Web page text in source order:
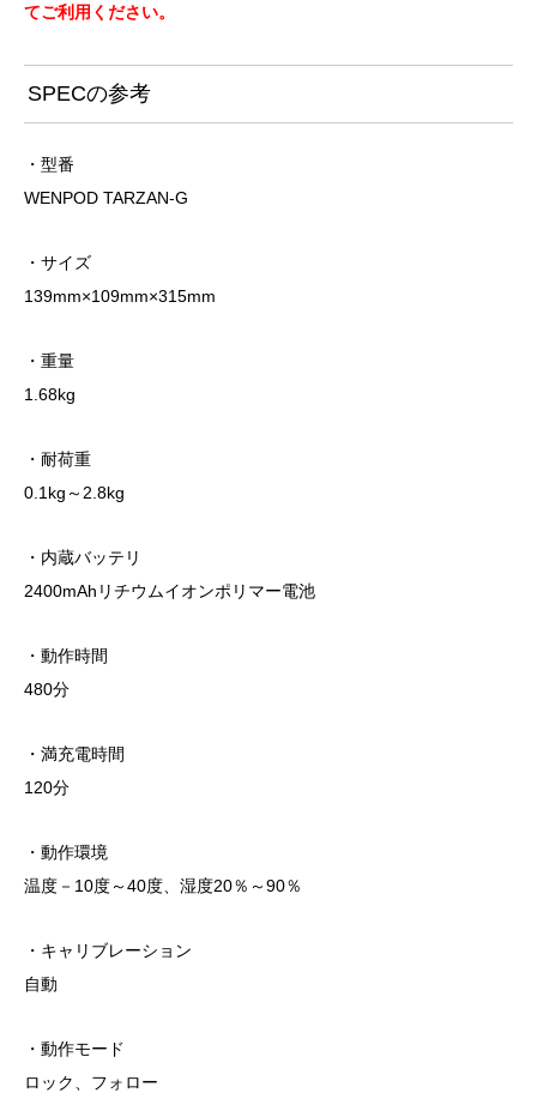
てご利用ください。
SPECの参考
・型番
WENPOD TARZAN-G
・サイズ
139mm×109mm×315mm
・重量
1.68kg
・耐荷重
0.1kg～2.8kg
・内蔵バッテリ
2400mAhリチウムイオンポリマー電池
・動作時間
480分
・満充電時間
120分
・動作環境
温度－10度～40度、湿度20％～90％
・キャリブレーション
自動
・動作モード
ロック、フォロー